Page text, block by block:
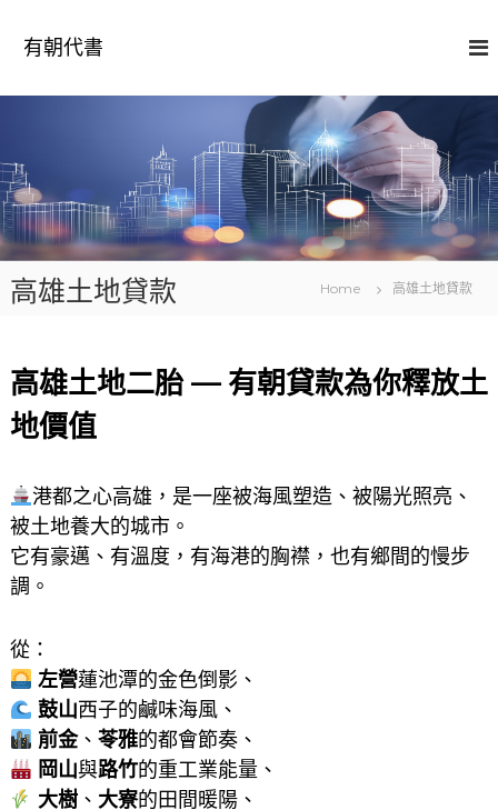
o
n
t
e
n
有朝代書
高雄土地貸款 Home 高雄土地貸款
高雄土地二胎 — 有朝貸款為你釋放土
地價值
港都之心高雄，是一座被海風塑造、被陽光照亮、
被土地養大的城市。
它有豪邁、有溫度，有海港的胸襟，也有鄉間的慢步
調。
從：
左營蓮池潭的金色倒影、
鼓山西子的鹹味海風、
前金、苓雅的都會節奏、
岡山與路竹的重工業能量、
大樹 、 大寮的田間暖陽、